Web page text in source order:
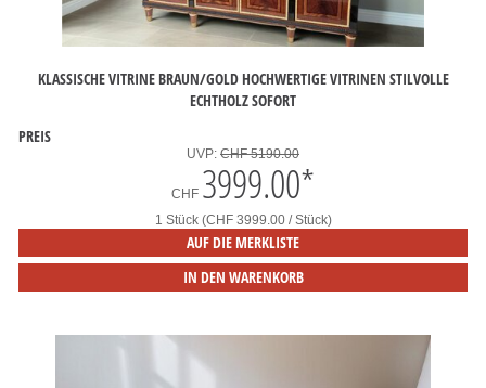
KLASSISCHE VITRINE BRAUN/GOLD HOCHWERTIGE VITRINEN STILVOLLE
ECHTHOLZ SOFORT
PREIS
UVP: CHF 5190.00
CHF 3999.00*
1 Stück (CHF 3999.00 / Stück)
AUF DIE MERKLISTE
IN DEN WARENKORB